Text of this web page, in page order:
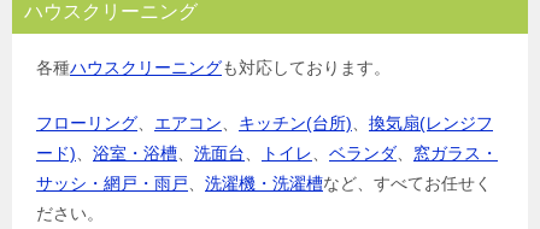
ハウスクリーニング
各種ハウスクリーニングも対応しております。
フローリング エアコン キッチン(台所)
換気扇(レンジフ
ード)
浴室・浴槽 洗面台 トイレ ベランダ
窓ガラス・
サッシ・網戸・雨戸
洗濯機・洗濯槽など、すべてお任せく
ださい。